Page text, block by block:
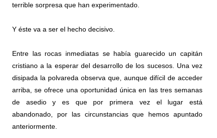
terrible sorpresa que han experimentado.
Y éste va a ser el hecho decisivo.
Entre las rocas inmediatas se había guarecido un capitán
cristiano a la esperar del desarrollo de los sucesos. Una vez
disipada la polvareda observa que, aunque difícil de acceder
arriba, se ofrece una oportunidad única en las tres semanas
de asedio y es que por primera vez el lugar está
abandonado, por las circunstancias que hemos apuntado
anteriormente.